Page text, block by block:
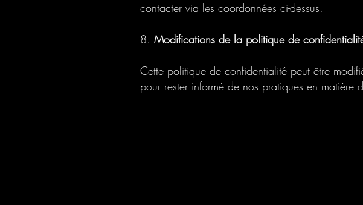
contacter via les coordonnées ci-dessus.
8. Modifications de la politique de
Cette politique de confidentialité peut être
pour rester informé de nos pratiques en matière